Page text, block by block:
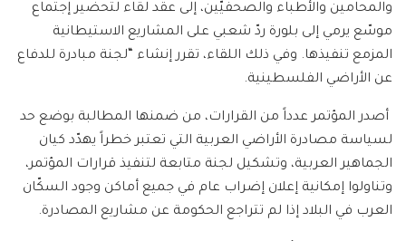
والمحامين والأطباء والصحفيّين، إلى عقد لقاء لتحضير إجتماع
موسّع يرمي إلى بلورة ردّ شعبي على المشاريع الاستيطانية
المزمع تنفيذها. وفي ذلك اللقاء، تقرر إنشاء “لجنة مبادرة للدفاع
عن الأراضي الفلسطينية.
أصدر المؤتمر عدداً من القرارات، من ضمنها المطالبة بوضع حد
لسياسة مصادرة الأراضي العربية التي تعتبر خطراً يهدّد كيان
الجماهير العربية، وتشكيل لجنة متابعة لتنفيذ قرارات المؤتمر،
وتناولوا إمكانية إعلان إضراب عام في جميع أماكن وجود السكّان
العرب في البلاد إذا لم تتراجع الحكومة عن مشاريع المصادرة.